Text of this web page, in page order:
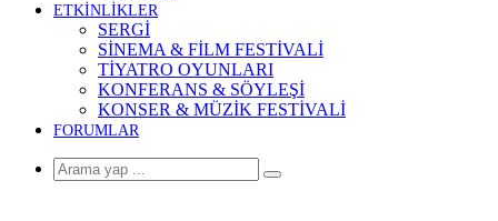
ETKİNLİKLER
SERGİ
SİNEMA & FİLM FESTİVALİ
TİYATRO OYUNLARI
KONFERANS & SÖYLEŞİ
KONSER & MÜZİK FESTİVALİ
FORUMLAR
Arama